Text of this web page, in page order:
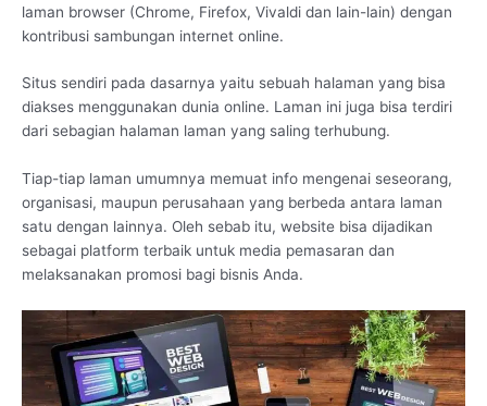
laman browser (Chrome, Firefox, Vivaldi dan lain-lain) dengan
kontribusi sambungan internet online.
Situs sendiri pada dasarnya yaitu sebuah halaman yang bisa
diakses menggunakan dunia online. Laman ini juga bisa terdiri
dari sebagian halaman laman yang saling terhubung.
Tiap-tiap laman umumnya memuat info mengenai seseorang,
organisasi, maupun perusahaan yang berbeda antara laman
satu dengan lainnya. Oleh sebab itu, website bisa dijadikan
sebagai platform terbaik untuk media pemasaran dan
melaksanakan promosi bagi bisnis Anda.